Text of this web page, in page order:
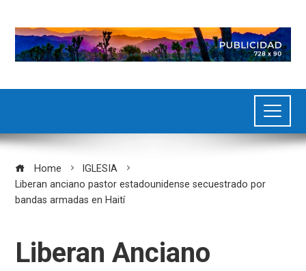
Home
IGLESIA
Liberan anciano pastor estadounidense secuestrado por
bandas armadas en Haití
Liberan Anciano